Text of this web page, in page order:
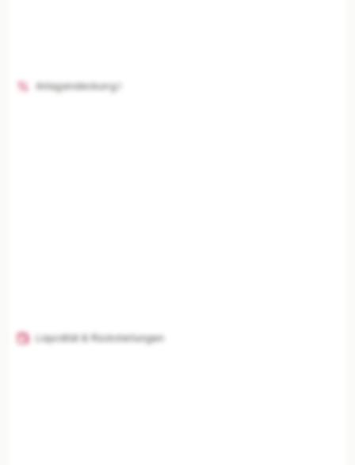
Anlagendeckung I
Liquidität & Rückstellungen